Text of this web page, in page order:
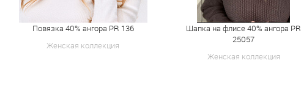
Повязка 40% ангора PR 136
Женская коллекция
Шапка на флисе 40% ангора PR
25057
Женская коллекция